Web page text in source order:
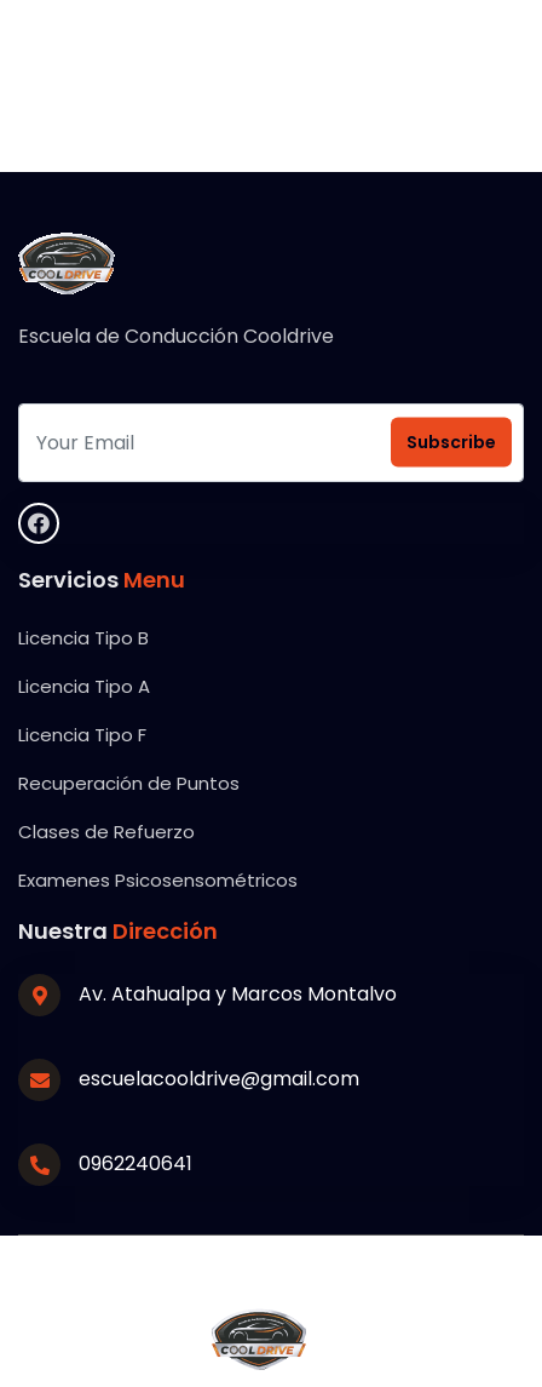
Escuela de Conducción Cooldrive
Subscribe
Servicios Menu
Licencia Tipo B
Licencia Tipo A
Licencia Tipo F
Recuperación de Puntos
Clases de Refuerzo
Examenes Psicosensométricos
Nuestra Dirección
Av. Atahualpa y Marcos Montalvo
escuelacooldrive@gmail.com
0962240641